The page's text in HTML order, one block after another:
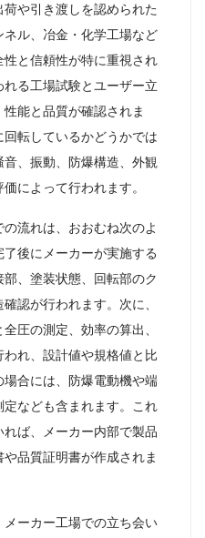
や引き渡しを認められた
ル、冶金・化学工場など
と信頼性が特に重視され
る工場試験とユーザー立
能と品質が確認されま
転しているかどうかでは
、振動、防爆構造、外観
によって行われます。
流れは、おおむね次のよ
後にメーカーが実施する
、塗装状態、回転部のク
認が行われます。次に、
圧の測定、効率の算出、
れ、設計値や規格値と比
合には、防爆電動機や端
なども含まれます。これ
ば、メーカー内部で製品
品質証明書が作成されま
ーカー工場での立ち会い